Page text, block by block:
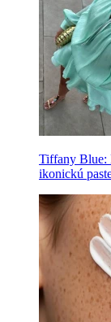
Tiffany Blue:
ikonickú